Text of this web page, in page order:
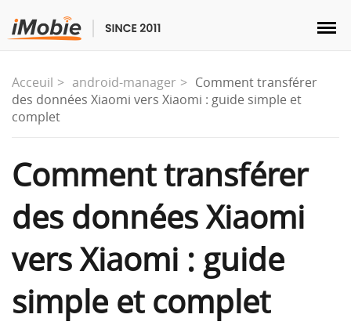
Transfert
Multimédia
Solutions
Acceuil android-manager
Comment transférer
des données Xiaomi vers Xiaomi : guide simple et
complet
Comment transférer
des données Xiaomi
vers Xiaomi : guide
simple et complet